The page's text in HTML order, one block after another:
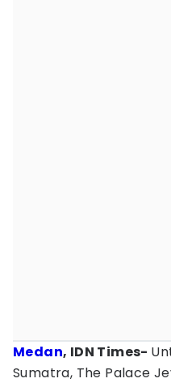
Medan, IDN Times-
Sumatra, The Palace